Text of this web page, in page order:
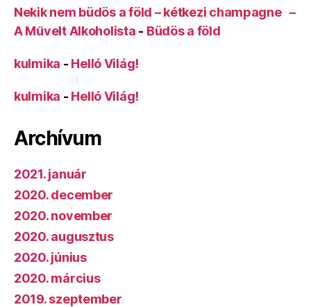
Nekik nem büdös a föld – kétkezi champagne –
A Művelt Alkoholista - Büdös a föld
kulmika - Helló Világ!
kulmika - Helló Világ!
Archívum
2021. január
2020. december
2020. november
2020. augusztus
2020. június
2020. március
2019. szeptember